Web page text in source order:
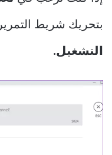
بتحريك شريط
التشغيل.